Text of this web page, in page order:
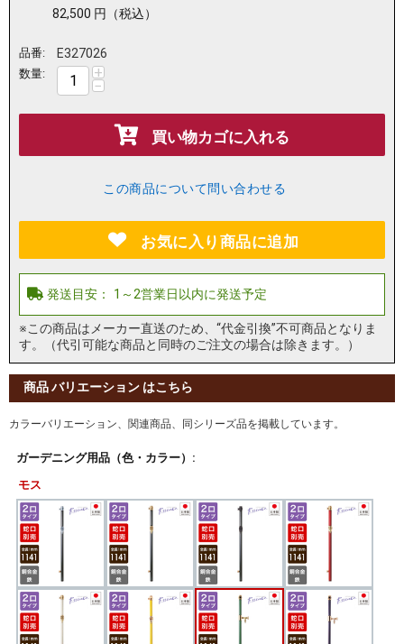
82,500 円 （税込）
品番: E327026
数量: +
−
買い物カゴに入れる
この商品について問い合わせる
お気に入り商品に追加
※この商品はメーカー直送のため、“代金引換”不可商品となりま
す。（代引可能な商品と同時のご注文の場合は除きます。）
商品 バリエーション はこちら
カラーバリエーション、関連商品、同シリーズ品を掲載しています。
ガーデニング用品（色・カラー）:
モス